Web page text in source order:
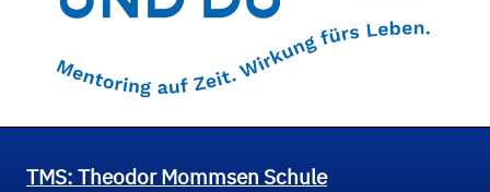
TMS: Theodor Mommsen Schule